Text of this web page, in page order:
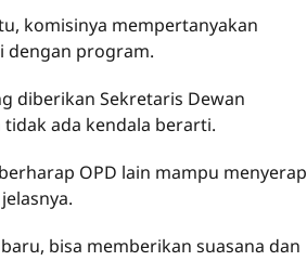
komisinya mempertanyakan
dengan program.
diberikan Sekretaris Dewan
ada kendala berarti.
OPD lain mampu menyerap
bisa memberikan suasana dan